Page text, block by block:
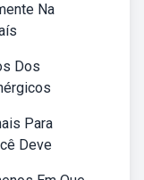
Na
Dos
Para
Deve